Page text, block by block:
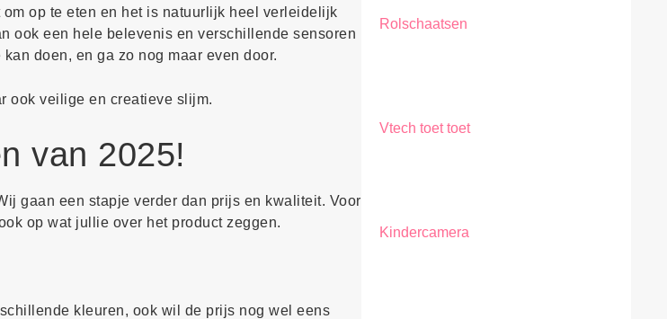
op te eten en het is natuurlijk heel verleidelijk
ook een hele belevenis en verschillende sensoren
doen, en ga zo nog maar even door.
ook veilige en creatieve slijm.
van 2025!
gaan een stapje verder dan prijs en kwaliteit. Voor
op wat jullie over het product zeggen.
kleuren, ook wil de prijs nog wel eens
Rolschaatsen
Vtech toet toet
Kindercamera